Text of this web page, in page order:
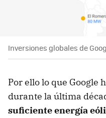
Inversiones globales de
Por ello lo que Google
durante la última
suficiente energía